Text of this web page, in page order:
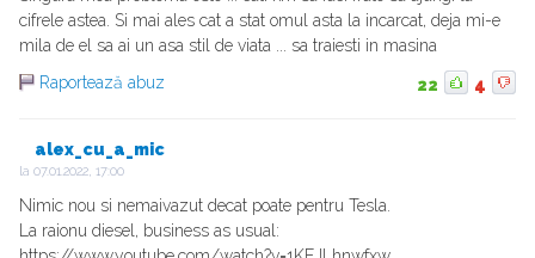
cifrele astea. Si mai ales cat a stat omul asta la incarcat, deja mi-e
mila de el sa ai un asa stil de viata ... sa traiesti in masina
Raportează abuz
22 4
alex_cu_a_mic
la 07.01.2022, 17:00
Nimic nou si nemaivazut decat poate pentru Tesla.
La raionu diesel, business as usual: